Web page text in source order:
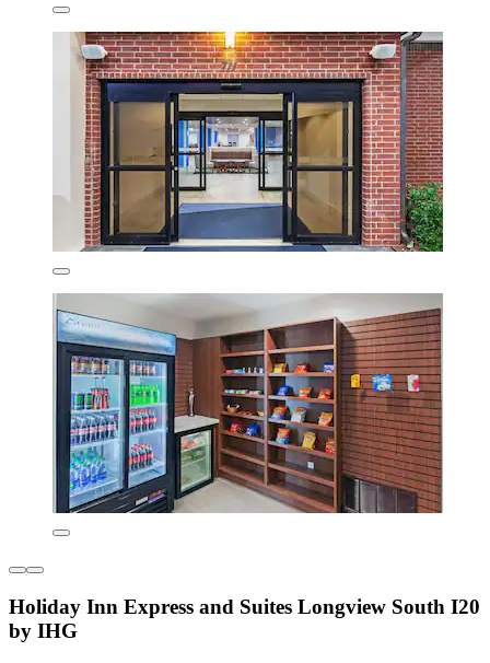
Holiday Inn Express and Suites Longview South I20
by IHG